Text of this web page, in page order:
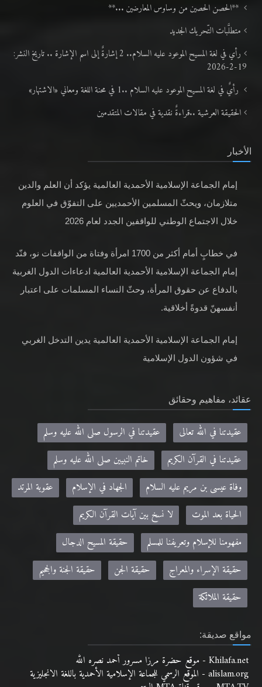
**الحصن الحصين من وساوس المعارضين ...**
متطلَّبات التّحريك الجديد
رأي في لغة المسيح الموعود عليه السلام.. 2 إشارةٌ إلى اسم الإشارة .. تاريخ النشر:
19-2-2026
رأيٌ في لغة المسيح الموعود عليه السلام ..1 في محنة اللغة ومعاني «الاشتهار»
الحقيقة العرشية ..قراءةٌ نقدية في مقالات المتقدمين
الأخبار
إمام الجماعة الإسلامية الأحمدية العالمية يؤكد أن العلم والدين
متلازمان، ويحثّ المسلمين الأحمديين على التفوّق في العلوم
خلال الاجتماع الوطني للواقفين الجدد لعام 2026
في خطابٍ أمام أكثر من 1700 امرأة وفتاة من الواقفات نو، فنّد
إمام الجماعة الإسلامية الأحمدية العالمية ادعاءات الدول الغربية
بالدفاع عن حقوق المرأة، وحثّ النساء المسلمات على اعتبار
أنفسهنّ قدوةً أخلاقية.
إمام الجماعة الإسلامية الأحمدية العالمية يدين التدخل الغربي
في شؤون الدول الإسلامية
عقائد، مفاهيم وحقائق
عقيدتنا في الله تعالى
عقيدتنا في الرسول صلى الله عليه وسلم
عقيدتنا في القرآن الكريم
خاتم النبيين صلى الله عليه وسلم
وفاة عيسى بن مريم عليه السلام
الجهاد في الإسلام
عقوبة المرتد
الحياة بعد الموت
لا نسخ بين آيات القرآن الكريم
مفهومنا للإسلام وتعريفنا للمسلم
حقيقة المسيح الدجال
حقيقة الإسراء والمعراج
حقيقة الجن
حقيقة الجنة والجحيم
حقيقة الملائكة
مواقع صديقة:
Khilafa.net - موقع حضرة مرزا مسرور أحمد نصره الله
alislam.org - الموقع الرسمي للجماعة الإسلامية الأحمدية باللغة الانجليزية